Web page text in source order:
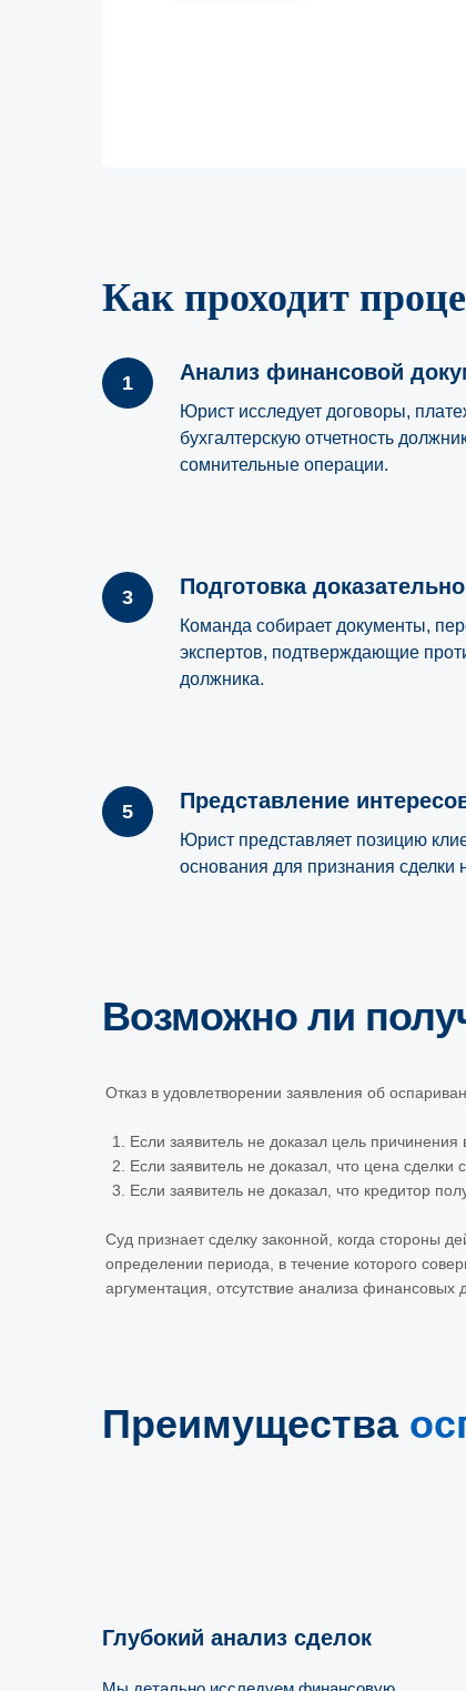
Как проходит
Анализ финансовой
Юрист исследует договоры,
бухгалтерскую отчетность
сомнительные операции.
Подготовка
Команда собирает документы,
экспертов, подтверждающие
должника.
Представление
Юрист представляет позицию
основания для признания сделки
Отказ в удовлетворении заявления об
Если заявитель не доказал цель
Если заявитель не доказал, что цена
Если заявитель не доказал, что кредитор
Суд признает сделку законной, когда стороны
определении периода, в течение которого
аргументация, отсутствие анализа финансовых
Возможно ли
Преимущества
Глубокий анализ сделок